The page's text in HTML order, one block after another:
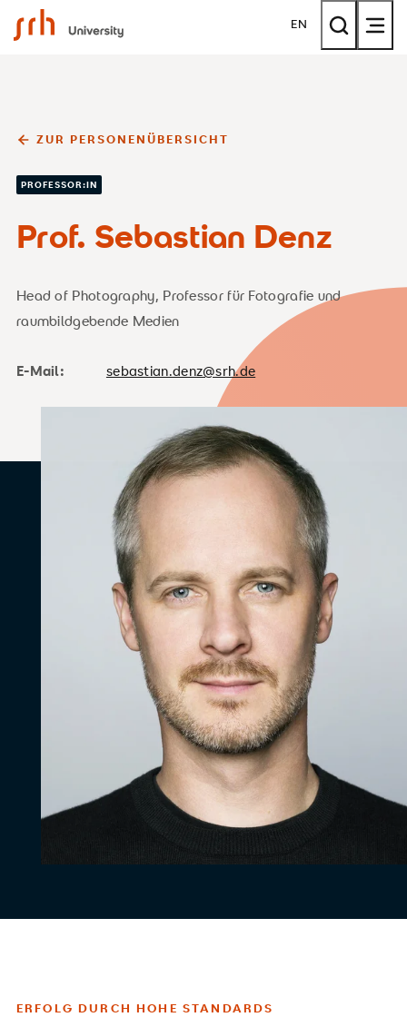
SRH University EN
ZUR PERSONENÜBERSICHT
PROFESSOR:IN
Prof. Sebastian Denz
Head of Photography, Professor für Fotografie und
raumbildgebende Medien
E-Mail: sebastian.denz@srh.de
ERFOLG DURCH HOHE STANDARDS